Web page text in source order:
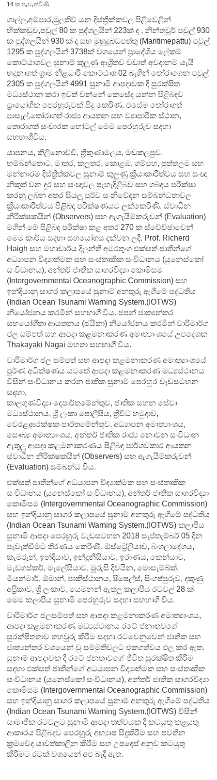
14 ක පැවැත්විණි.
ගාල්ල,අම්පාර,මුලතිව් යන දිස්ත්‍රික්කවල පිළිවෙළින්
හික්කඩුව,පවුල් 80 ක පුද්ගලයින් 223ක් ද , නින්තවූර් පවුල් 930
ක පුද්ගලයින් 930 ක් ද සහ මුහුදුබඩපත්තු (Maritimepattu) පවුල්
1295 ක පුද්ගලයින් 3738ක් වශයෙන් ප්‍රාදේශිය ලේකම්
කොට්ඨාශවල සුනාම් කුලුණු ආශ්‍රිතව වඩාත් අවදානම් යැයි
හදුනාගත් ග්‍රාම නිළධාරී කොට්‍ඨාශ 02 බැගින් තෝරාගෙන පවුල්
2305 ක පුද්ගලයින් 4991 සුනාමි ආපදාවක දී සුරක්ෂිත
මධ්‍යස්ථාන කරා ඉවත් වන්නේ කෙසේද යන්න පිළිබඳව
ප්‍රායෝගික පෙරහුරුවක් සිදු කෙරිණ. එසේම තෝරාගත්
පාසැල්,තෝරාගත් රාජ්‍ය ආයතන සහ ව්‍යාපාරික ස්ථාන,
තොරාගත් සංචාරක හෝටල් මෙම පෙරහුරුව සදහා
සහභාගීවිය.
යාපනය, කිලිනොච්චි, ත්‍රිකුණාමලය, මඩකලපුව,
හම්බන්තොට, මාතර, කලුතර, කොළඹ, ගම්පහ, පුත්තලම සහ
මන්නාරම දිස්ත්‍රිත්කවල සුනාම් කුලුණු ක්‍රියාකාරීත්වය සහ සංඥා
නිකුත් වන දුර සහ සංඥාවල පැහැදිළිබව සහ ශබ්දය පරීක්ෂා
කරනු ලබන අතර සියලු පුර්ව සංනිවේදන සම්බන්ධතාවල
ක්‍රියාකාරීත්වය පිළිබද පරීක්ෂණයට ලක්කෙරිණි. ස්වාධීන
නීරික්ෂකයින් (Observers) සහ ඇගැයිම්කරුවන් (Evaluation)
මගින් මේ පිළිබද පරීක්ෂා කළ අතර 270 ක ස්වේච්ඡාවෙන්
මෙම කාර්ය සදහා සහයෝගය දක්වන ලදී. Prof. Richerd
Haigh සහ මහාචාර්ය දිලන්ති අමරතුංග එක්සත් ජාතීන්ගේ
අධ්‍යාපන විද්‍යාත්මක සහ සංස්තෘකික සංවිධානය (යුනෙස්කෝ
සංවිධානය), අන්තර් ජාතික සාගරවිද්‍යා කොමිසම
(Intergovernmental Oceanographic Commission) සහ
ඉන්දියානු සාගර කලාපයේ සුනාම් අනතුරු ඇගීමේ පද්ධතිය
(Indian Ocean Tsunami Warning System.(IOTWS)
නියෝජනය කරමින් සහභාගී විය. ජපන් ජාත්‍යන්තර
සහයෝගීතා ආයතනය (ජයිකා) නියෝජනය කරමින් වාරිමාර්ග
ජල සම්පත් සහ ආපදා කළමනාකරණ අමාත්‍යාංශයේ උපදේශක
Thakayaki Nagai මහතා සහභාගී විය.
වාරිමාර්ග ජල සම්පත් සහ ආපදා කළමනාකරණ අමාත්‍යාංශයේ
පුර්ණ අධීක්ෂණය යටතේ ආපදා කළමනාකරණ මධ්‍යස්ථානය
විසින් සංවිධානය කරන ජාතික සුනාම් පෙරහුර වැඩසටහන
සදහා,
කාලගුණවිද්‍යා දෙපාර්තමේන්තුව, ජාතික සහන සේවා
මධ්‍යස්ථානය, ශ්‍රී ලංකා පොලීසිය, ත්‍රිවිධ හමුදාව,
වෙරළආරක්ෂක පාර්තමේන්තුව, අධ්‍යාපන අමාත්‍යාංශය,
සෞඛ්‍ය අමාත්‍යාංශය, අන්තර් ජාතික රාජ්‍ය නොවන සංවිධාන
ඇතුලු ආපදා කළමනාකරණය පිළිබද පාර්ශවකාර ආයතන
ස්වාධීන නීරික්ෂකයින් (Observers) සහ ඇගැයිම්කරුවන්
(Evaluation) සම්බන්ධ විය.
එක්සත් ජාතීන්ගේ අධයාපන විද්‍යාත්මක සහ සංස්තෘකික
සංවිධානය (යුනෙස්කෝ සංවිධානය), අන්තර් ජාතික සාගරවිද්‍යා
කොමිසම (Intergovernmental Oceanographic Commission)
සහ ඉන්දියානු සාගර කලාපයේ සුනාම් අනතුරු ඇගීමේ පද්ධතිය
(Indian Ocean Tsunami Warning System.(IOTWS) කලාපීය
සුනාමි ආපදා පෙරහුරු වැඩසටහන 2018 සැප්තැම්බර් 05 දින
පැවැත්වීමට තීරණය කෙරිණි. ඕස්ට්‍රේලියාව, බංගලාදේශය,
කැමරුන්, ඉන්දියාව, ඉන්දුනීසියාව, ඉරාණය, කෙන්යාව,
මැඩගස්කර්, මැලේසියාව, මුරුසි දිවයින, මොසැම්බ්ක්,
මියන්මාර්, ඕමාන්, පාකිස්ථානය, ෂීෂෙල්ස්, සිංගප්පුරුව, දකුණු
අප්‍රිකාව, ශ්‍රී ලංකාව, යෙමනන් ඇතුලු කලාපීය රටවල් 28 ක්
මෙම කලාපීය සුනාමි පෙරහුරුව සදහා සහභාගී විය.
වාරිමාර්ග ජලසම්පත් සහ ආපදා කළමනාකරණ අමාත්‍යාංශය,
ආපදා කළමනාකරණ මධ්‍යස්ථානය රටේ ජනාතවගේ
සුරක්ෂිතතාව තහවුරු කිරීම සදහා රටවෙනුවෙන් ජාතික සහ
ජාත්‍යන්තර වශයෙන් වු සම්මුතිවලට එකගත්වය ඵල කර ඇත.
සුනාම් ආපදාවක දී රටේ ජනතාවගේ ජීවිත සුරක්ෂිත කිරීම
සදහා එක්සත් ජාතීන්ගේ අධයාපන විද්‍යාත්මක සහ සංස්තෘකික
සංවිධානය (යුනෙස්කෝ සංවිධානය), අන්තර් ජාතික සාගරවිද්‍යා
කොමිසම (Intergovernmental Oceanographic Commission)
සහ ඉන්දියානු සාගර කලාපයේ සුනාම් අනතුරු ඇගීමේ පද්ධතිය
(Indian Ocean Tsunami Warning System.(IOTWS) විසින්
සාමාජික රටවලට සුනාමි ආපදා තත්වයක දී කටයුතු කළයුතු
ආකාරය පිළිබදව පෙරහුරු අභ්‍යාෂ සිදුකිරීම සහ පවතින
ක්‍රමවේද යාවත්කාලීන කිරීම සහ උපදෙස් අනුව කටයුතු
කිරීමට රටක් වශයෙන් අප බැදී ඇත.